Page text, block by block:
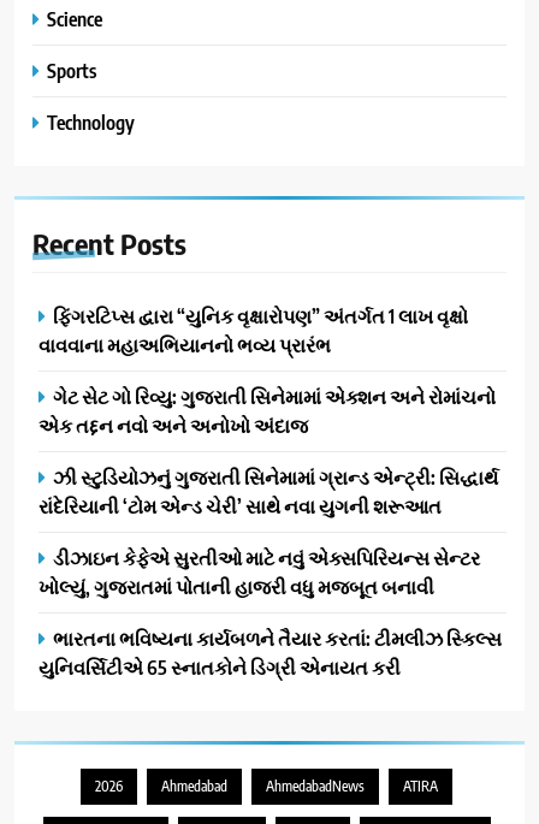
Science
Sports
Technology
Recent Posts
ફિંગરટિપ્સ દ્વારા “યુનિક વૃક્ષારોપણ” અંતર્ગત 1 લાખ વૃક્ષો
વાવવાના મહાઅભિયાનનો ભવ્ય પ્રારંભ
ગેટ સેટ ગો રિવ્યુ: ગુજરાતી સિનેમામાં એક્શન અને રોમાંચનો
એક તદ્દન નવો અને અનોખો અંદાજ
ઝી સ્ટુડિયોઝનું ગુજરાતી સિનેમામાં ગ્રાન્ડ એન્ટ્રી: સિદ્ધાર્થ
રાંદેરિયાની ‘ટોમ એન્ડ ચેરી’ સાથે નવા યુગની શરૂઆત
ડીઝાઇન કેફેએ સુરતીઓ માટે નવું એક્સપિરિયન્સ સેન્ટર
ખોલ્યું, ગુજરાતમાં પોતાની હાજરી વધુ મજબૂત બનાવી
ભારતના ભવિષ્યના કાર્યબળને તૈયાર કરતાં: ટીમલીઝ સ્કિલ્સ
યુનિવર્સિટીએ 65 સ્નાતકોને ડિગ્રી એનાયત કરી
2026 Ahmedabad AhmedabadNews ATIRA